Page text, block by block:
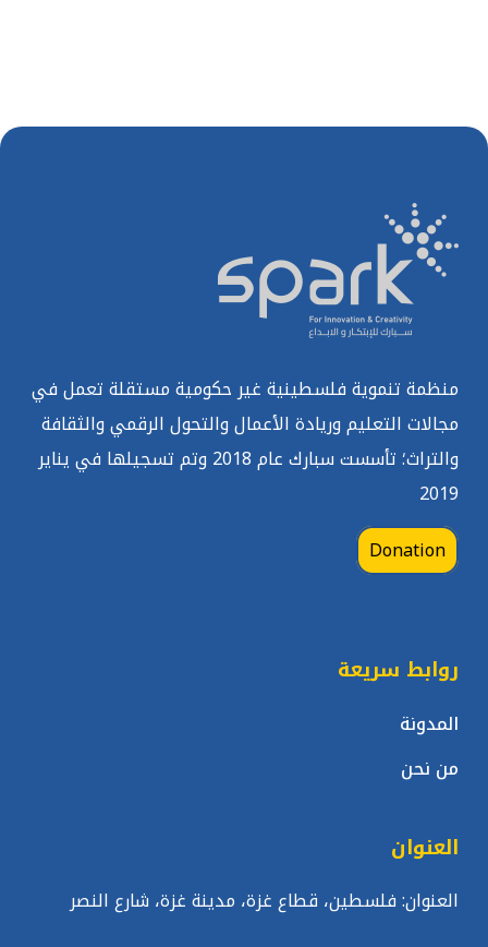
منظمة تنموية فلسطينية غير حكومية مستقلة تعمل في
مجالات التعليم وريادة الأعمال والتحول الرقمي والثقافة
والتراث؛ تأسست سبارك عام 2018 وتم تسجيلها في يناير
2019
Donation
روابط سريعة
المدونة
من نحن
العنوان
العنوان: فلسطين، قطاع غزة، مدينة غزة، شارع النصر